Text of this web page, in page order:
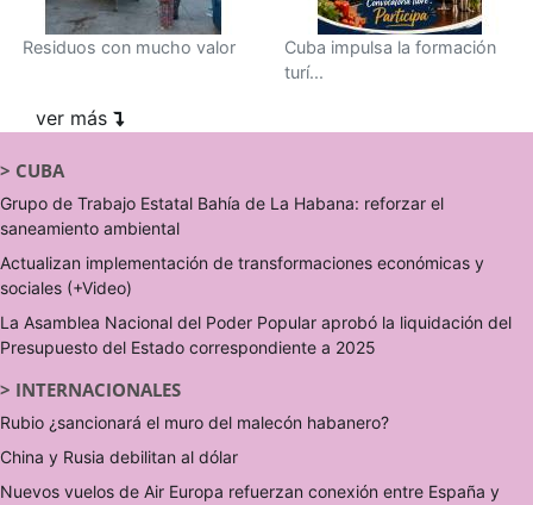
Residuos con mucho valor
Cuba impulsa la formación
turí...
ver más
> CUBA
Grupo de Trabajo Estatal Bahía de La Habana: reforzar el
saneamiento ambiental
Actualizan implementación de transformaciones económicas y
sociales (+Video)
La Asamblea Nacional del Poder Popular aprobó la liquidación del
Presupuesto del Estado correspondiente a 2025
> INTERNACIONALES
Rubio ¿sancionará el muro del malecón habanero?
China y Rusia debilitan al dólar
Nuevos vuelos de Air Europa refuerzan conexión entre España y